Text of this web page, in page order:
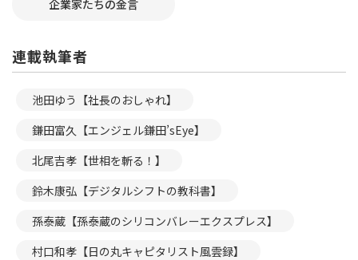
企業家たちの金言
連載執筆者
池田ゆう【社長のおしゃれ】
鎌田富久【エンジェル鎌田’sEye】
北尾吉孝【世相を斬る！】
鈴木康弘【デジタルシフトの教科書】
孫泰蔵【孫泰蔵のシリコンバレーエクスプレス】
村口和孝【日の丸キャピタリスト風雲録】